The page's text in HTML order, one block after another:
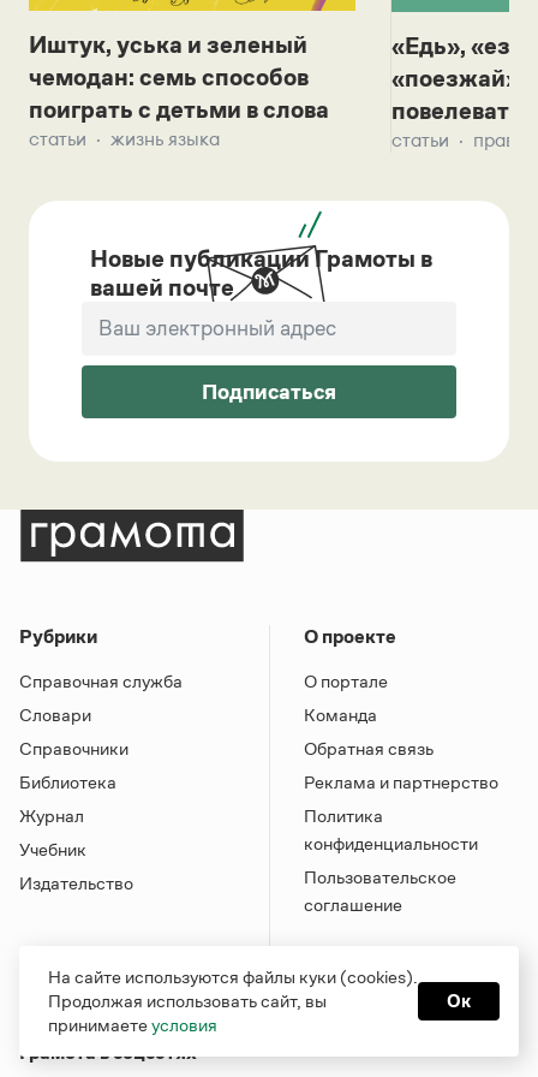
Иштук, уська и зеленый
чемодан: семь способов
поиграть с детьми в слова
статьи жизнь языка
«Едь»,
«поезжай»?
повелевать
статьи
Новые публикации Грамоты в
вашей почте
Подписаться
Рубрики
Справочная служба
Словари
Справочники
Библиотека
Журнал
Учебник
Издательство
О проекте
О портале
Команда
Обратная связь
Реклама и партнерство
Политика
конфиденциальности
Пользовательское
соглашение
Грамота в соцсетях
На сайте используются файлы куки (cookies).
Продолжая использовать сайт, вы
принимаетеусловия
Ок